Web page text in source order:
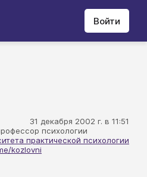
Войти
31 декабря 2002 г. в 11:51
психологии
практической психологии
kozlovni